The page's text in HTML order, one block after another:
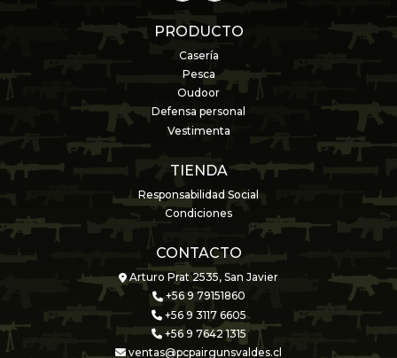
PRODUCTO
Casería
Pesca
Oudoor
Defensa personal
Vestimenta
TIENDA
Responsabilidad Social
Condiciones
CONTACTO
Arturo Prat 2535, San Javier
+56 9 79151860
+56 9 3117 6605
+56 9 7642 1315
ventas@pcpairgunsvaldes.cl